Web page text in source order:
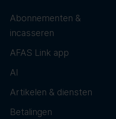
Abonnementen &
incasseren
AFAS Link app
AI
Artikelen & diensten
Betalingen